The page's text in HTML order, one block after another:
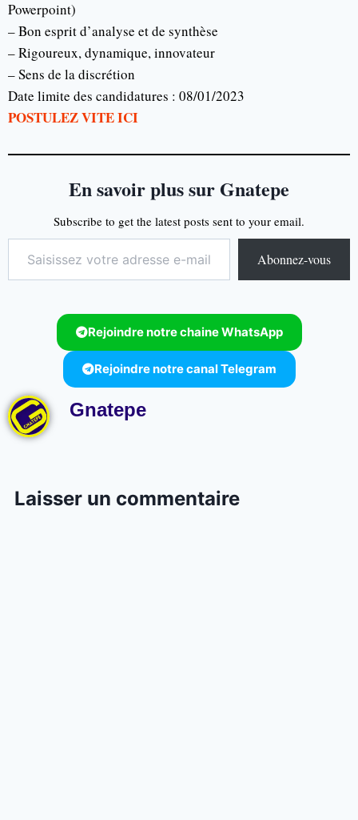
Powerpoint)
– Bon esprit d’analyse et de synthèse
– Rigoureux, dynamique, innovateur
– Sens de la discrétion
Date limite des candidatures : 08/01/2023
POSTULEZ VITE ICI
En savoir plus sur Gnatepe
Subscribe to get the latest posts sent to your email.
Abonnez-vous
Rejoindre notre chaine WhatsApp
Rejoindre notre canal Telegram
Gnatepe
Laisser un commentaire